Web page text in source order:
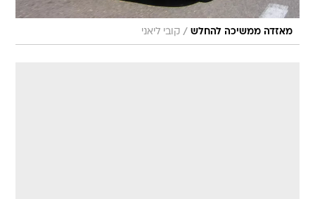
מאזדה ממשיכה להחלש / קובי ליאני